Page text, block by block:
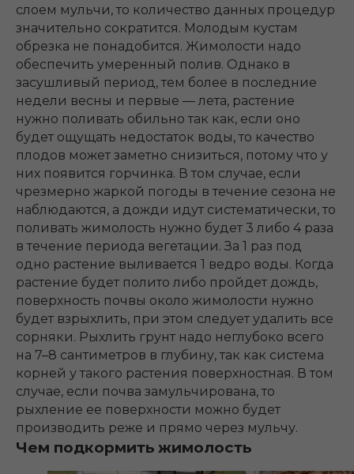
слоем мульчи, то количество данных процедур
значительно сократится. Молодым кустам
обрезка не понадобится. Жимолости надо
обеспечить умеренный полив. Однако в
засушливый период, тем более в последние
недели весны и первые ― лета, растение
нужно поливать обильно так как, если оно
будет ощущать недостаток воды, то качество
плодов может заметно снизиться, потому что у
них появится горчинка. В том случае, если
чрезмерно жаркой погоды в течение сезона не
наблюдаются, а дожди идут систематически, то
поливать жимолость нужно будет 3 либо 4 раза
в течение периода вегетации. За 1 раз под
одно растение выливается 1 ведро воды. Когда
растение будет полито либо пройдет дождь,
поверхность почвы около жимолости нужно
будет взрыхлить, при этом следует удалить все
сорняки. Рыхлить грунт надо неглубоко всего
на 7–8 сантиметров в глубину, так как система
корней у такого растения поверхностная. В том
случае, если почва замульчирована, то
рыхление ее поверхности можно будет
производить реже и прямо через мульчу.
Чем подкормить жимолость